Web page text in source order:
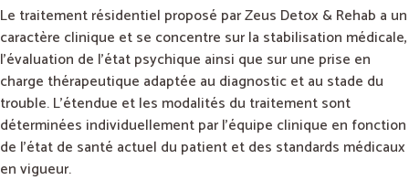
Le traitement résidentiel proposé par Zeus Detox & Rehab a un
caractère clinique et se concentre sur la stabilisation médicale,
l’évaluation de l’état psychique ainsi que sur une prise en
charge thérapeutique adaptée au diagnostic et au stade du
trouble. L’étendue et les modalités du traitement sont
déterminées individuellement par l’équipe clinique en fonction
de l’état de santé actuel du patient et des standards médicaux
en vigueur.